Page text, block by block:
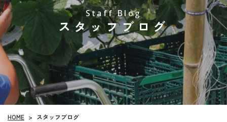
Staff Blog
スタッフブログ
HOME > スタッフブログ